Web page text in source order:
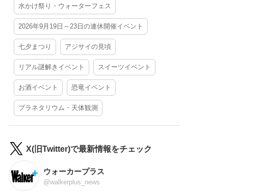
水かけ祭り・ウォーターフェス
2026年9月19日～23日の連休開催イベント
七夕まつり アジサイの見頃
リアル謎解きイベント スイーツイベント
お酒イベント 恐竜イベント
プラネタリウム・天体観測
X(旧Twitter)で最新情報をチェック
ウォーカープラス
@walkerplus_news